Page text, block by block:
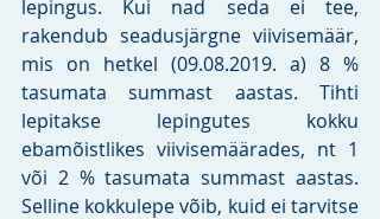
lepingus. Kui nad seda ei tee,
rakendub seadusjärgne viivisemäär,
mis on hetkel (09.08.2019. a) 8 %
tasumata summast aastas. Tihti
lepitakse lepingutes kokku
ebamõistlikes viivisemäärades, nt 1
või 2 % tasumata summast aastas.
Selline kokkulepe võib, kuid ei tarvitse